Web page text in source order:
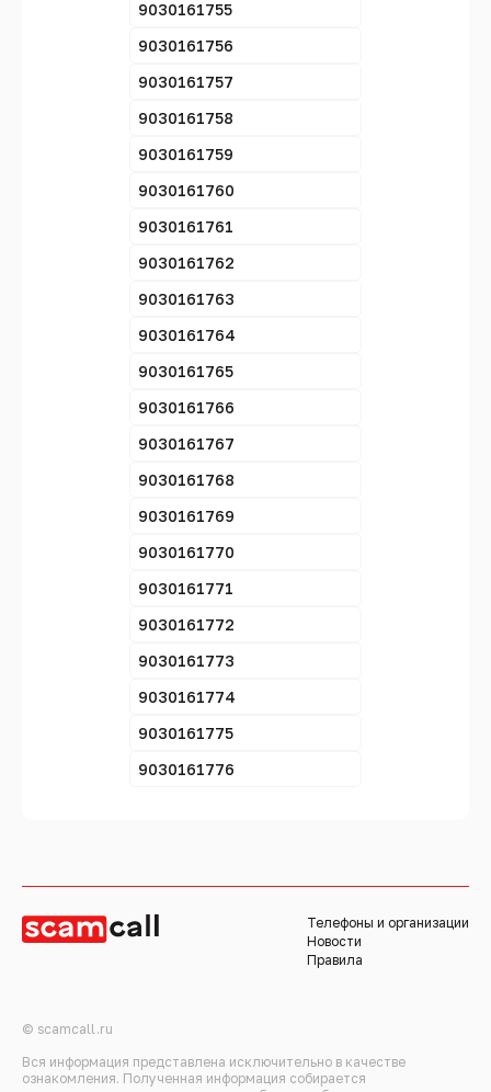
9030161755
9030161756
9030161757
9030161758
9030161759
9030161760
9030161761
9030161762
9030161763
9030161764
9030161765
9030161766
9030161767
9030161768
9030161769
9030161770
9030161771
9030161772
9030161773
9030161774
9030161775
9030161776
Телефоны и организации
Новости
Правила
© scamcall.ru
Вся информация представлена исключительно в качестве
ознакомления. Полученная информация собирается